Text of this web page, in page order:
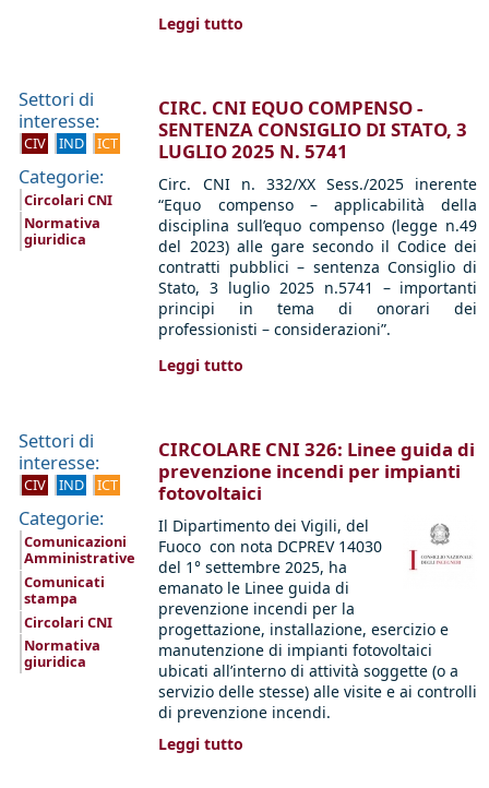
Leggi tutto
Settori di
interesse:
CIV IND ICT
Categorie:
Circolari CNI
Normativa
giuridica
CIRC. CNI EQUO COMPENSO -
SENTENZA CONSIGLIO DI STATO, 3
LUGLIO 2025 N. 5741
Circ. CNI n. 332/XX Sess./2025 inerente
“Equo compenso – applicabilità della
disciplina sull’equo compenso (legge n.49
del 2023) alle gare secondo il Codice dei
contratti pubblici – sentenza Consiglio di
Stato, 3 luglio 2025 n.5741 – importanti
principi in tema di onorari dei
professionisti – considerazioni”.
Leggi tutto
Settori di
interesse:
CIV IND ICT
Categorie:
Comunicazioni
Amministrative
Comunicati
stampa
Circolari CNI
Normativa
giuridica
CIRCOLARE CNI 326: Linee guida di
prevenzione incendi per impianti
fotovoltaici
Il Dipartimento dei Vigili, del
Fuoco con nota DCPREV 14030
del 1° settembre 2025, ha
emanato le Linee guida di
prevenzione incendi per la
progettazione, installazione, esercizio e
manutenzione di impianti fotovoltaici
ubicati all’interno di attività soggette (o a
servizio delle stesse) alle visite e ai controlli
di prevenzione incendi.
Leggi tutto